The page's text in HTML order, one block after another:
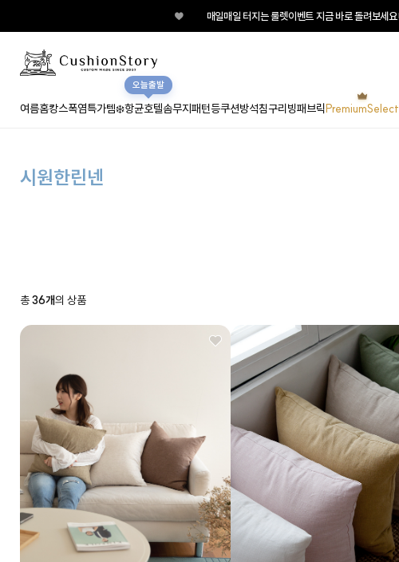
매일매일 터지는 룰렛이벤트 지금 바로 돌려보세요!
여름홈캉스폭염특가템❄️항균호텔솜
오늘출발
무지패턴등쿠션방석침구리빙패브릭PremiumSelect
시원한린넨
총36개의 상품